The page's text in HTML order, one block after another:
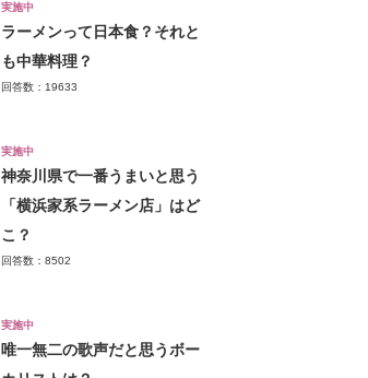
実施中
ラーメンって日本食？それと
も中華料理？
回答数：19633
実施中
神奈川県で一番うまいと思う
「横浜家系ラーメン店」はど
こ？
回答数：8502
実施中
唯一無二の歌声だと思うボー